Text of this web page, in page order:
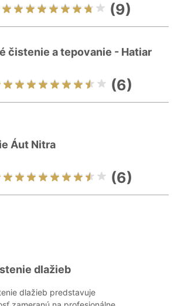
(9)
čistenie a tepovanie - Hatiar
(6)
Áut Nitra
(6)
dlažieb
dlažieb predstavuje